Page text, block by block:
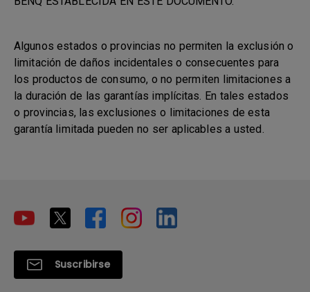
Algunos estados o provincias no permiten la exclusión o
limitación de daños incidentales o consecuentes para
los productos de consumo, o no permiten limitaciones a
la duración de las garantías implícitas. En tales estados
o provincias, las exclusiones o limitaciones de esta
garantía limitada pueden no ser aplicables a usted.
Suscribirse